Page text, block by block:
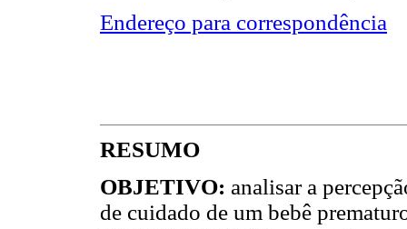
Endereço para correspondência
RESUMO
OBJETIVO: analisar a
de cuidado de um bebê